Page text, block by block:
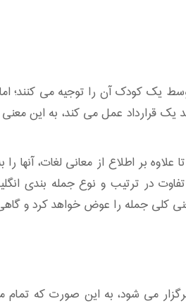
یک کودک آن را توجیه می کنند؛
یک قرارداد عمل می کند، به این
بر اطلاع از معانی لغات، آنها
در ترتیب و نوع جمله بندی
کلی جمله را عوض خواهد کرد و